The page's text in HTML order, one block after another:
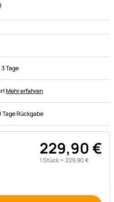
3 Tage
Mehr erfahren
Tage Rückgabe
229,90€
1 Stück =229,90€